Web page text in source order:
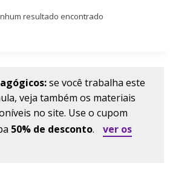
resultado encontrado
se você trabalha este
veja também os materiais
no site. Use o cupom
50% de desconto.
ver os